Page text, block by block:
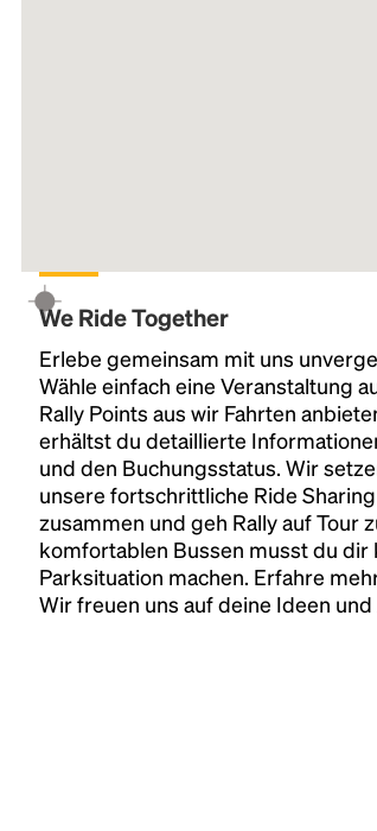
We Ride Together
Erlebe gemeinsam mit uns
Wähle einfach eine Veranstaltung
Rally Points aus wir Fahrten
erhältst du detaillierte
und den Buchungsstatus. Wir
unsere fortschrittliche Ride
zusammen und geh Rally auf Tour
komfortablen Bussen musst du
Parksituation machen. Erfahre
Wir freuen uns auf deine Ideen